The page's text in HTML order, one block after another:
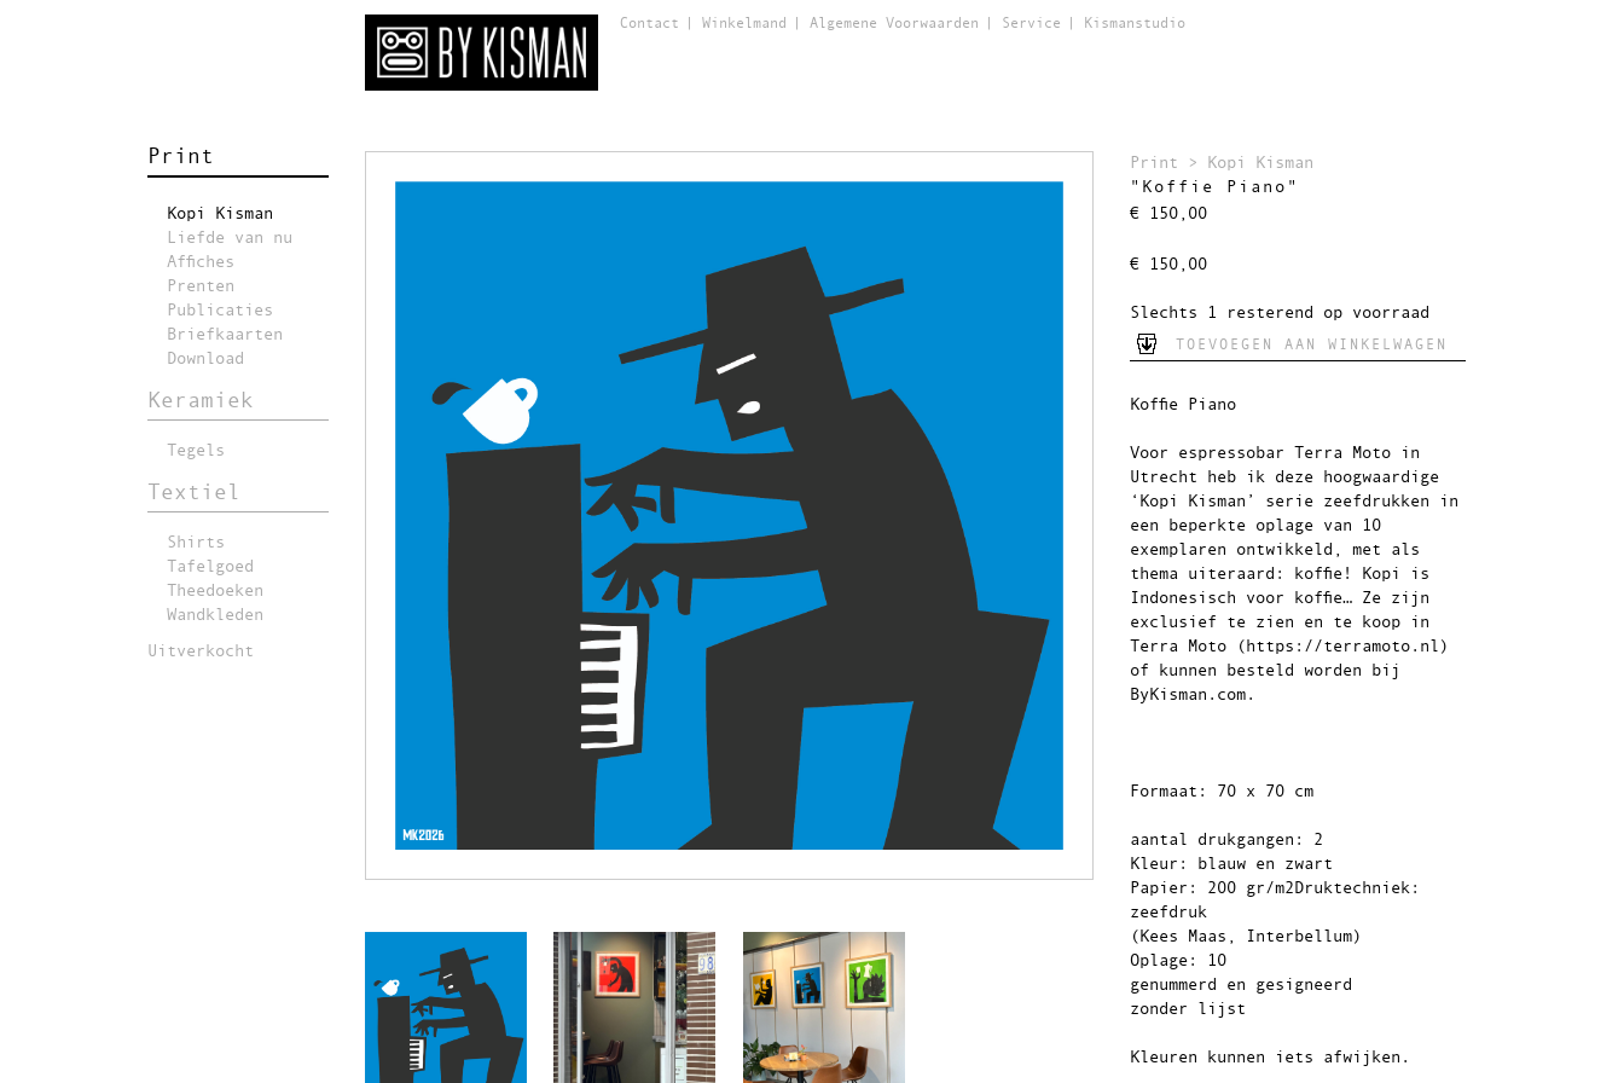
Contact Winkelmand Algemene Voorwaarden Service Kismanstudio
Print
Kopi Kisman
Liefde van nu
Affiches
Prenten
Publicaties
Briefkaarten
Download
Keramiek
Tegels
Textiel
Shirts
Tafelgoed
Theedoeken
Wandkleden
Uitverkocht
Print >
Kopi Kisman
"Koffie Piano"
€ 150,00
€ 150,00
Slechts 1 resterend op voorraad
TOEVOEGEN AAN WINKELWAGEN
Koffie Piano
Voor espressobar Terra Moto in
Utrecht heb ik deze hoogwaardige
‘Kopi Kisman’ serie zeefdrukken in
een beperkte oplage van 10
exemplaren ontwikkeld, met als
thema uiteraard: koffie! Kopi is
Indonesisch voor koffie… Ze zijn
exclusief te zien en te koop in
Terra Moto ( https://terramoto.nl )
of kunnen besteld worden bij
ByKisman.com.
Formaat: 70 x 70 cm
aantal drukgangen: 2
Kleur: blauw en zwart
Papier: 200 gr/m2Druktechniek:
zeefdruk
(Kees Maas, Interbellum)
Oplage: 10
genummerd en gesigneerd
zonder lijst
Kleuren kunnen iets afwijken.